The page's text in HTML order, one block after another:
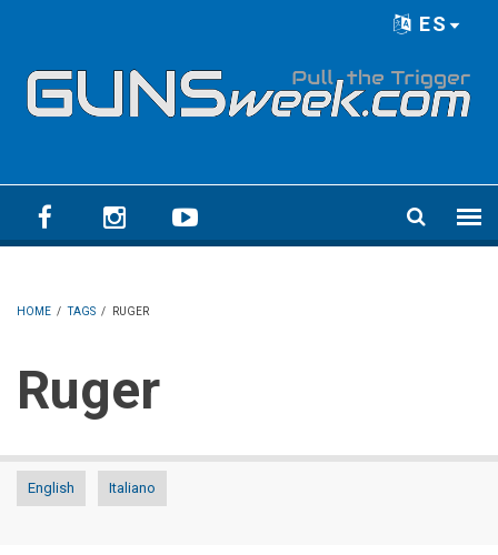
ES
HOME / TAGS / RUGER
Ruger
English Italiano